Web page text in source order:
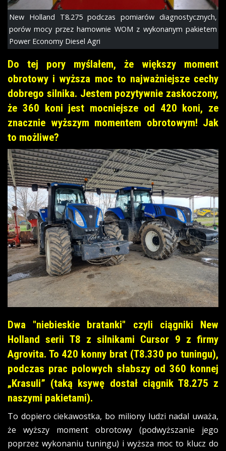
New Holland T8.275 podczas pomiarów diagnostycznych,
porów mocy przez hamownie WOM z wykonanym pakietem
Power Economy Diesel Agri
Do tej pory myślałem, że większy moment
obrotowy i wyższa moc to najważniejsze cechy
dobrego silnika. Jestem pozytywnie zaskoczony,
że 360 koni jest mocniejsze od 420 koni, ze
znacznie wyższym momentem obrotowym! Jak
to możliwe?
Dwa "niebieskie bratanki" czyli ciągniki New
Holland serii T8 z silnikami Cursor 9 z firmy
Agrovita. To 420 konny brat (T8.330 po tuningu),
podczas prac polowych słabszy od 360 konnej
„Krasuli” (taką ksywę dostał ciągnik T8.275 z
naszymi pakietami).
To dopiero ciekawostka, bo miliony ludzi nadal uważa,
że wyższy moment obrotowy (podwyższanie jego
poprzez wykonaniu tuningu) i wyższa moc to klucz do